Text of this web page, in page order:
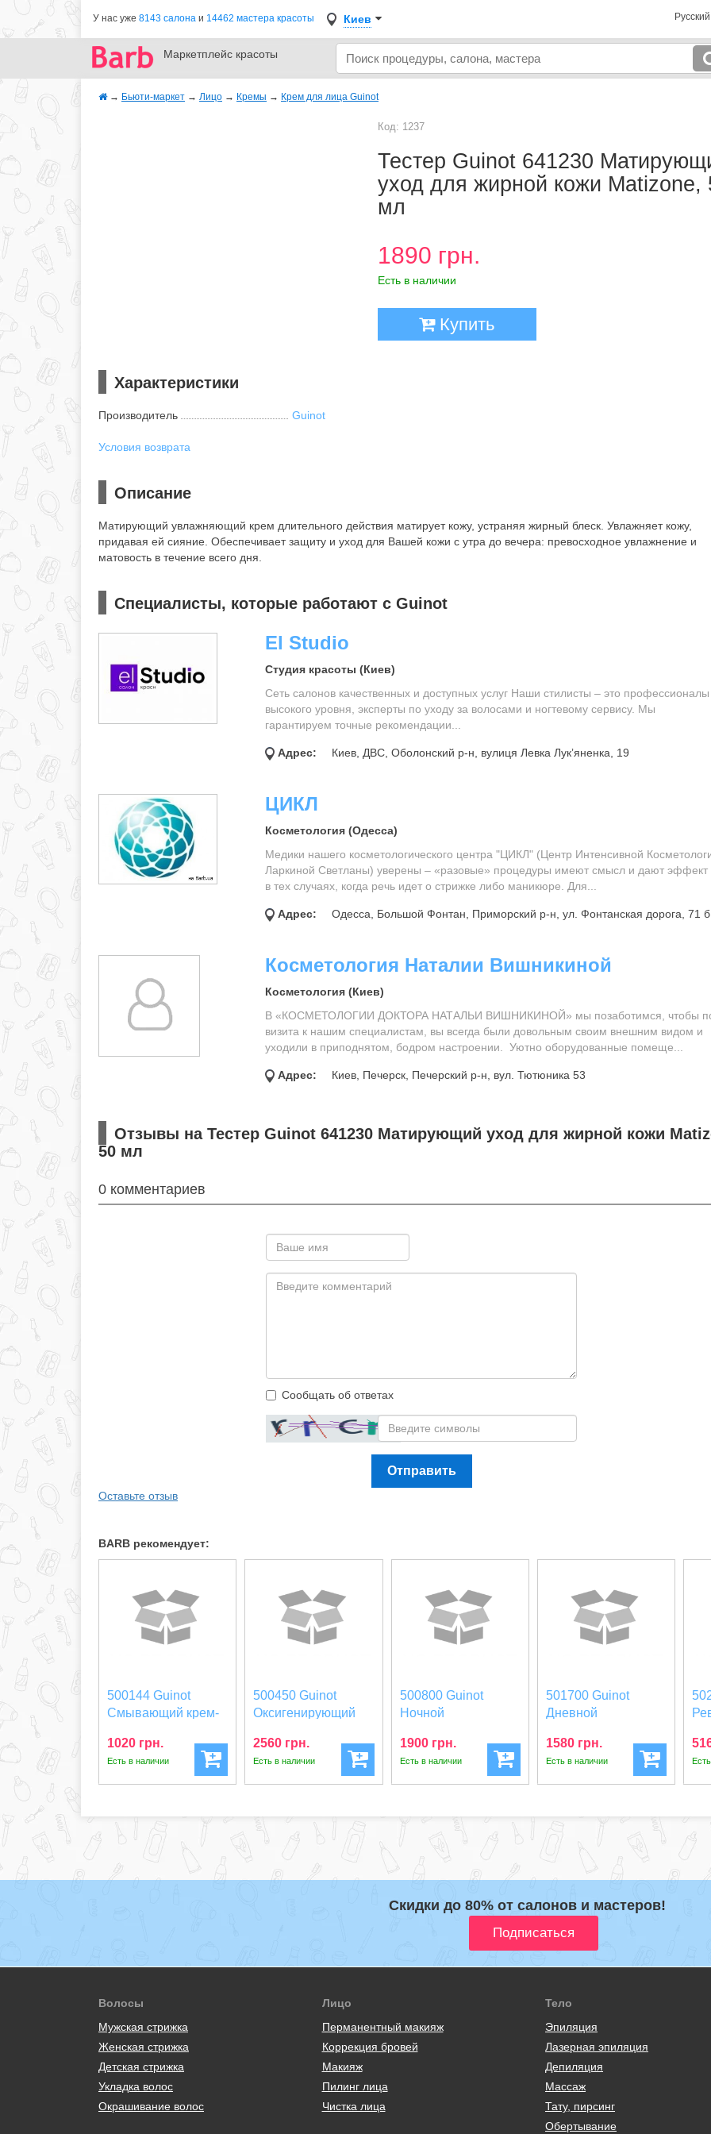
У нас уже 8143 салона и 14462 мастера красоты Киев
Маркетплейс красоты
→ Бьюти-маркет → Лицо → Кремы → Крем для лица Guinot
Код: 1237
Тестер Guinot 641230
уход для жирной кожи Matizone,
мл
1890 грн.
Есть в наличии
Купить
Характеристики
Производитель Guinot
Условия возврата
Описание
Матирующий увлажняющий крем длительного действия матирует кожу, устраняя жирный блеск. Увлажняет кожу,
придавая ей сияние. Обеспечивает защиту и уход для Вашей кожи с утра до вечера: превосходное увлажнение и
матовость в течение всего дня.
Специалисты, которые работают с Guinot
El Studio
Студия красоты (Киев)
Сеть салонов качественных и доступных услуг Наши стилисты – это профессионалы
высокого уровня, эксперты по уходу за волосами и ногтевому сервису. Мы
гарантируем точные рекомендации...
Адрес: Киев, ДВС, Оболонский р-н, вулиця Левка Лукʼяненка, 19
ЦИКЛ
Косметология (Одесса)
Медики нашего косметологического центра "ЦИКЛ" (Центр Интенсивной
Ларкиной Светланы) уверены – «разовые» процедуры имеют смысл и дают
в тех случаях, когда речь идет о стрижке либо маникюре. Для...
Адрес: Одесса, Большой Фонтан, Приморский р-н, ул. Фонтанская дорога, 71 б
Косметология Наталии Вишникиной
Косметология (Киев)
В «КОСМЕТОЛОГИИ ДОКТОРА НАТАЛЬИ ВИШНИКИНОЙ» мы позаботимся, чтобы
визита к нашим специалистам, вы всегда были довольным своим внешним видом и
уходили в приподнятом, бодром настроении. Уютно оборудованные помеще...
Адрес: Киев, Печерск, Печерский р-н, вул. Тютюника 53
Отзывы на Тестер Guinot 641230 Матирующий уход для жирной кожи
50 мл
0 комментариев
Сообщать об ответах
Отправить
Оставьте отзыв
BARB рекомендует:
500144 Guinot
Смывающий крем-
Hyd...
1020 грн.
Есть в наличии
500450 Guinot
Оксигенирующий
Crem...
2560 грн.
Есть в наличии
500800 Guinot
Ночной
подтягивающий
кре...
1900 грн.
Есть в наличии
501700 Guinot
Дневной
крем Creme Fer...
1580 грн.
Есть в наличии
Скидки до 80% от салонов и мастеров!
Волосы
Мужская стрижка
Женская стрижка
Детская стрижка
Укладка волос
Окрашивание волос
Лицо
Перманентный макияж
Коррекция бровей
Макияж
Пилинг лица
Чистка лица
Тело
Эпиляция
Лазерная эпиляция
Депиляция
Массаж
Тату, пирсинг
Обертывание